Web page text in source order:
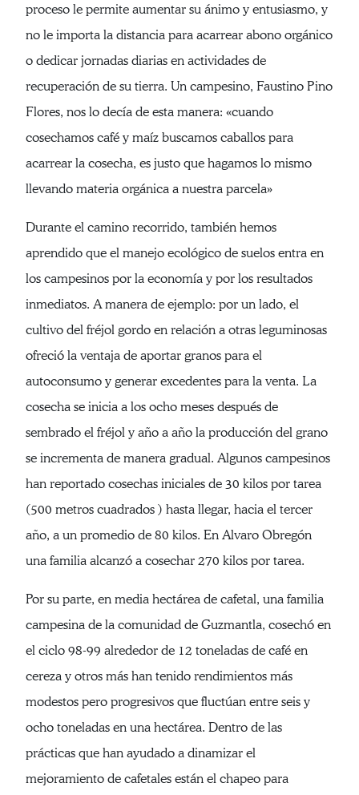
proceso le permite aumentar su ánimo y entusiasmo, y
no le importa la distancia para acarrear abono orgánico
o dedicar jornadas diarias en actividades de
recuperación de su tierra. Un campesino, Faustino Pino
Flores, nos lo decía de esta manera: «cuando
cosechamos café y maíz buscamos caballos para
acarrear la cosecha, es justo que hagamos lo mismo
llevando materia orgánica a nuestra parcela»
Durante el camino recorrido, también hemos
aprendido que el manejo ecológico de suelos entra en
los campesinos por la economía y por los resultados
inmediatos. A manera de ejemplo: por un lado, el
cultivo del fréjol gordo en relación a otras leguminosas
ofreció la ventaja de aportar granos para el
autoconsumo y generar excedentes para la venta. La
cosecha se inicia a los ocho meses después de
sembrado el fréjol y año a año la producción del grano
se incrementa de manera gradual. Algunos campesinos
han reportado cosechas iniciales de 30 kilos por tarea
(500 metros cuadrados ) hasta llegar, hacia el tercer
año, a un promedio de 80 kilos. En Alvaro Obregón
una familia alcanzó a cosechar 270 kilos por tarea.
Por su parte, en media hectárea de cafetal, una familia
campesina de la comunidad de Guzmantla, cosechó en
el ciclo 98-99 alrededor de 12 toneladas de café en
cereza y otros más han tenido rendimientos más
modestos pero progresivos que fluctúan entre seis y
ocho toneladas en una hectárea. Dentro de las
prácticas que han ayudado a dinamizar el
mejoramiento de cafetales están el chapeo para